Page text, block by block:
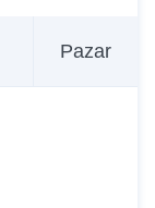
Pazar